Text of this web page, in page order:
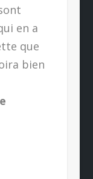
en a
que
bien